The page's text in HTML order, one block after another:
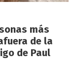
más
de la
de Paul